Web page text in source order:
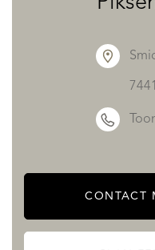
Souterrain: Centrale hal
bevindt een wellness
deuren is het
CONTACT